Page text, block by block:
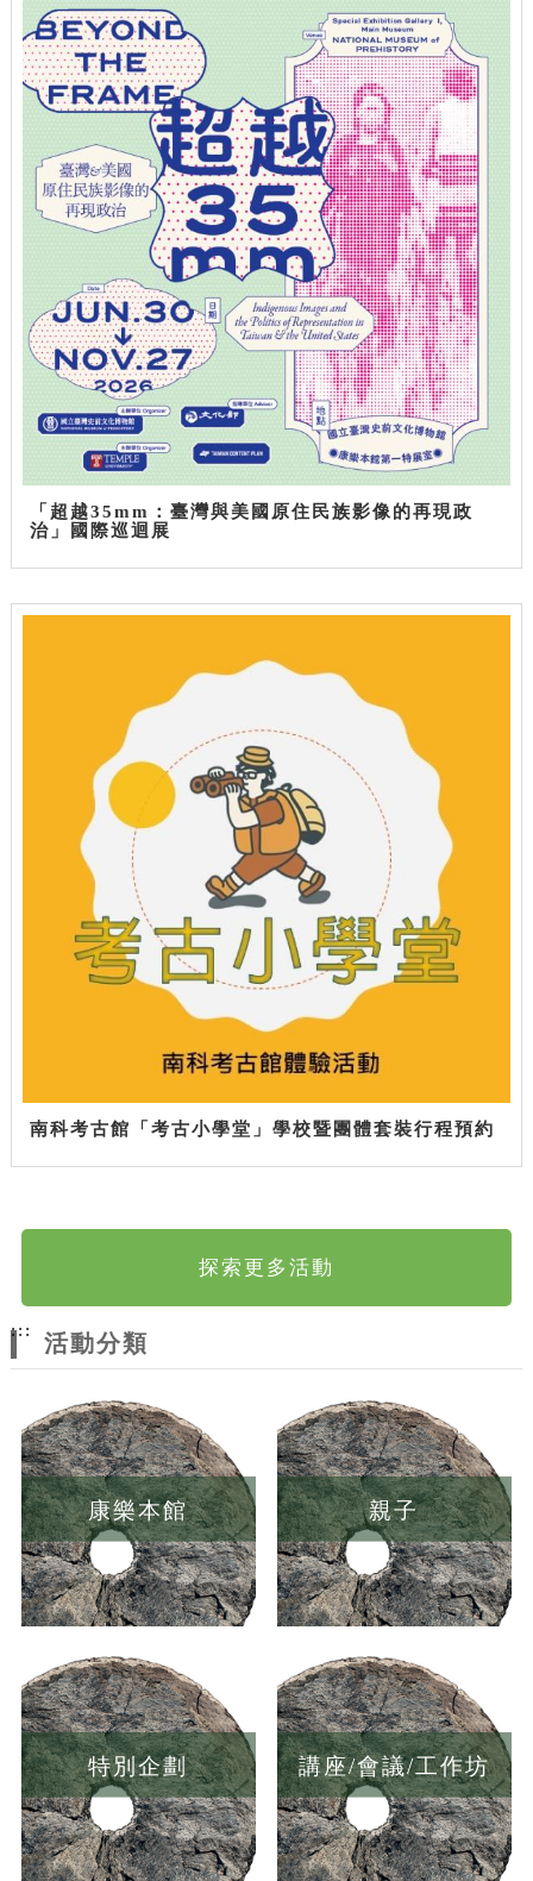
「超越35mm：臺灣與美國原住民族影像的再現政
治」國際巡迴展
南科考古館「考古小學堂」學校暨團體套裝行程預約
探索更多活動
:::
活動分類
康樂本館 親子
特別企劃 講座/會議/工作坊